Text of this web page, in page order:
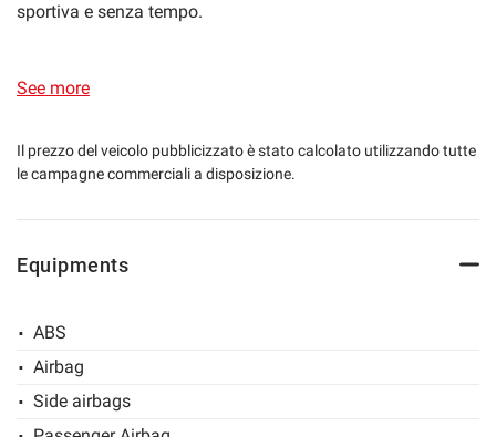
sportiva e senza tempo.
- Navigatore professional 3D
- Apple Car Play e Android auto
- Retrocamera e sistema di assistenza al parcheggio Plus
- Connected Drive Services
- Confort Access (apertura e chiusura senza chiave) con
sistema Digital Key
- Pacchetto M Sport
See more
Il prezzo del veicolo pubblicizzato è stato calcolato utilizzando tutte
le campagne commerciali a disposizione.
Equipments
ABS
Airbag
Side airbags
Analytical cookies
cookie
policy
Save
settings